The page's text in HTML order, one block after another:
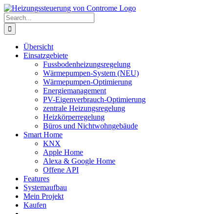
Skip
to
content
Search
for:
Übersicht
Einsatzgebiete
Fussbodenheizungsregelung
Wärmepumpen-System (NEU)
Wärmepumpen-Optimierung
Energiemanagement
PV-Eigenverbrauch-Optimierung
zentrale Heizungsregelung
Heizkörperregelung
Büros und Nichtwohngebäude
Smart Home
KNX
Apple Home
Alexa & Google Home
Offene API
Features
Systemaufbau
Mein Projekt
Kaufen